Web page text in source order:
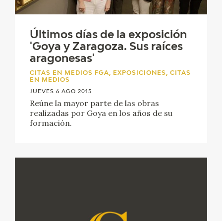
PROGRAMACIÓN
EXPOSICIONES
ACTUALIDAD
Últimos días de la exposición
'Goya y Zaragoza. Sus raíces
aragonesas'
CITAS EN MEDIOS FGA, EXPOSICIONES, CITAS
EN MEDIOS
JUEVES 6 AGO 2015
Reúne la mayor parte de las obras
realizadas por Goya en los años de su
formación.